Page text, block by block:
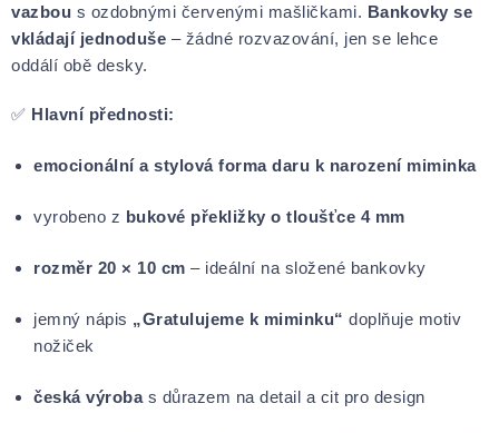
vazbou s ozdobnými červenými mašličkami. Bankovky se
vkládají jednoduše – žádné rozvazování, jen se lehce
oddálí obě desky.
✅ Hlavní přednosti:
emocionální a stylová forma daru k narození miminka
vyrobeno z bukové překližky o tloušťce 4 mm
rozměr 20 × 10 cm – ideální na složené bankovky
jemný nápis „Gratulujeme k miminku“ doplňuje motiv
nožiček
česká výrobas důrazem na detail a cit pro design